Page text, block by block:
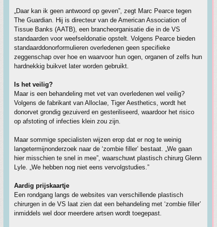
„Daar kan ik geen antwoord op geven”, zegt Marc Pearce tegen
The Guardian. Hij is directeur van de American Association of
Tissue Banks (AATB), een brancheorganisatie die in de VS
standaarden voor weefseldonatie opstelt. Volgens Pearce bieden
standaarddonorformulieren overledenen geen specifieke
zeggenschap over hoe en waarvoor hun ogen, organen of zelfs hun
hardnekkig buikvet later worden gebruikt.
Is het veilig?
Maar is een behandeling met vet van overledenen wel veilig?
Volgens de fabrikant van Alloclae, Tiger Aesthetics, wordt het
donorvet grondig gezuiverd en gesteriliseerd, waardoor het risico
op afstoting of infecties klein zou zijn.
Maar sommige specialisten wijzen erop dat er nog te weinig
langetermijnonderzoek naar de ‘zombie filler’ bestaat. „We gaan
hier misschien te snel in mee”, waarschuwt plastisch chirurg Glenn
Lyle. „We hebben nog niet eens vervolgstudies.”
Aardig prijskaartje
Een rondgang langs de websites van verschillende plastisch
chirurgen in de VS laat zien dat een behandeling met ‘zombie filler’
inmiddels wel door meerdere artsen wordt toegepast.